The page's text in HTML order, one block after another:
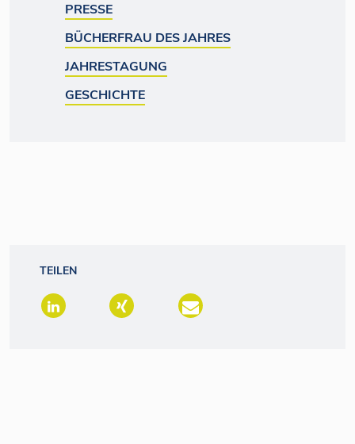
PRESSE
BÜCHERFRAU DES JAHRES
JAHRESTAGUNG
GESCHICHTE
TEILEN